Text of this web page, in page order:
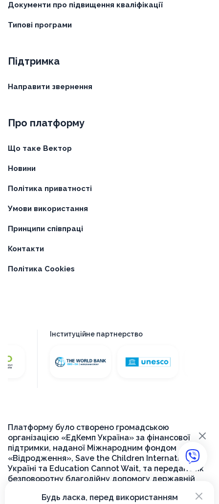
Документи про підвищення кваліфікації
Типові програми
Підтримка
Направити звернення
Про платформу
Що таке Вектор
Новини
Політика приватності
Умови використання
Принципи співпраці
Контакти
Політика Cookies
Інституційне партнерство
Платформу було створено громадською
організацією «ЕдКемп Україна» за фінансової
підтримки, наданої Міжнародним фондом
«Відродження», Save the Children International в
Україні та Education Cannot Wait, та передано як
безповоротну благодійну допомогу державній
для її подальшого функціонування на державному
×
Будь ласка, перед використанням ×